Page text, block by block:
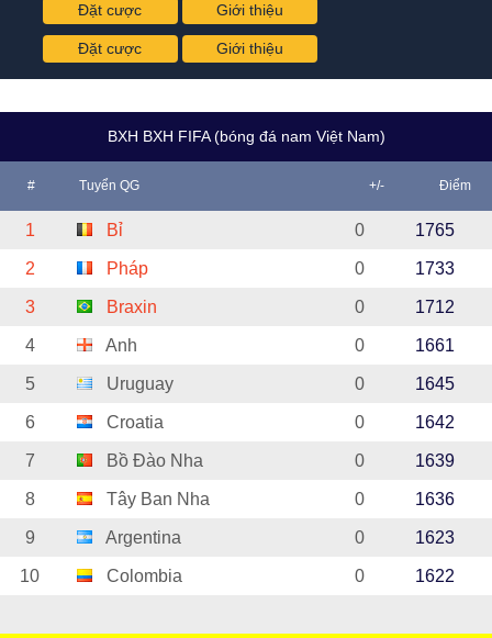
Đặt cược Giới thiệu
Đặt cược Giới thiệu
BXH BXH FIFA (bóng đá nam Việt Nam)
# Tuyển QG +/- Điểm
1 Bỉ 0 1765
2 Pháp 0 1733
3 Braxin 0 1712
4 Anh 0 1661
5 Uruguay 0 1645
6 Croatia 0 1642
7 Bồ Đào Nha 0 1639
8 Tây Ban Nha 0 1636
9 Argentina 0 1623
10 Colombia 0 1622